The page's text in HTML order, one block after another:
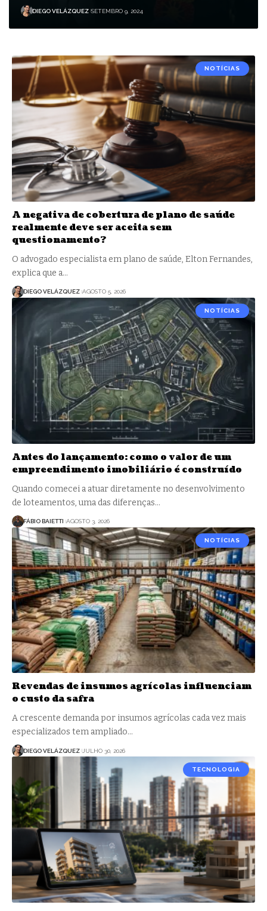
DIEGO VELÁZQUEZ SETEMBRO 9, 2024
NOTÍCIAS
A negativa de cobertura de plano de saúde
realmente deve ser aceita sem
questionamento?
O advogado especialista em plano de saúde, Elton Fernandes,
explica que a…
DIEGO VELÁZQUEZ AGOSTO 5, 2026
NOTÍCIAS
Antes do lançamento: como o valor de um
empreendimento imobiliário é construído
Quando comecei a atuar diretamente no desenvolvimento
de loteamentos, uma das diferenças…
FÁBIO BAIETTI AGOSTO 3, 2026
NOTÍCIAS
Revendas de insumos agrícolas influenciam
o custo da safra
A crescente demanda por insumos agrícolas cada vez mais
especializados tem ampliado…
DIEGO VELÁZQUEZ JULHO 30, 2026
TECNOLOGIA